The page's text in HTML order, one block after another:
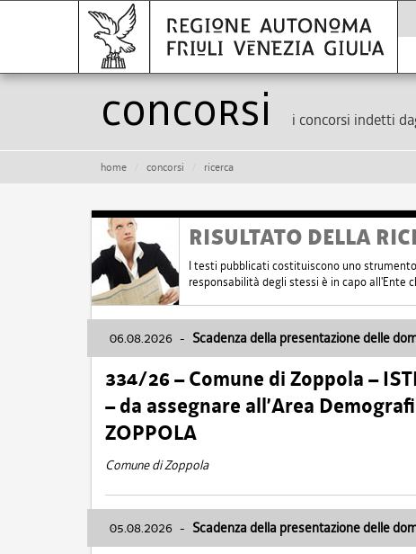
Concorsi i concorsi indetti
home concorsi ricerca
RISULTATO DELLA
I testi pubblicati costituiscono uno
responsabilità degli stessi è in capo all'Ente
06.08.2026 - Scadenza della presentazione delle
334/26 – Comune di Zoppola –
– da assegnare all’Area
ZOPPOLA
Comune di Zoppola
05.08.2026 - Scadenza della presentazione delle